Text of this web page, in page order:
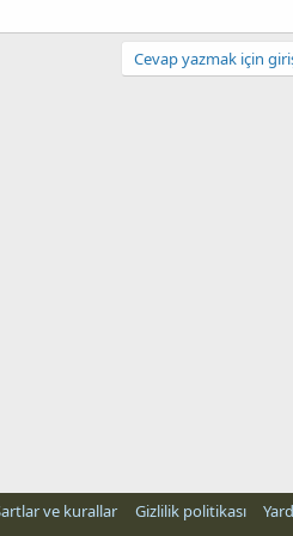
Cevap yazmak için
ve kurallar Gizlilik politikası